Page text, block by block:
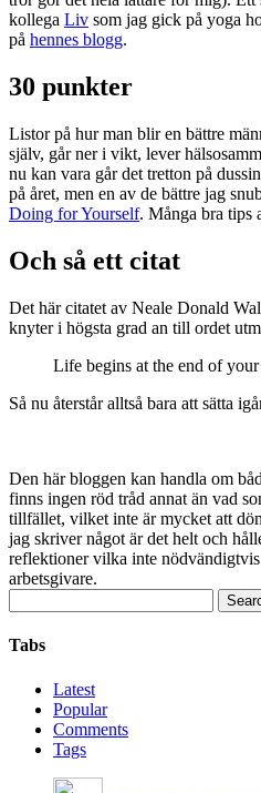
kollega Liv som jag gick på yoga
på hennes blogg.
30 punkter
Listor på hur man blir en bättre
själv, går ner i vikt, lever
nu kan vara går det tretton på
på året, men en av de bättre jag
Doing for Yourself. Många bra tips
Och så ett citat
Det här citatet av Neale Donald
knyter i högsta grad an till ordet
Life begins at the end of
Så nu återstår alltså bara att sätta
Den här bloggen kan handla om
finns ingen röd tråd annat än vad
tillfället, vilket inte är mycket att
jag skriver något är det helt och
reflektioner vilka inte
arbetsgivare.
for:
Tabs
Latest
Popular
Comments
Tags